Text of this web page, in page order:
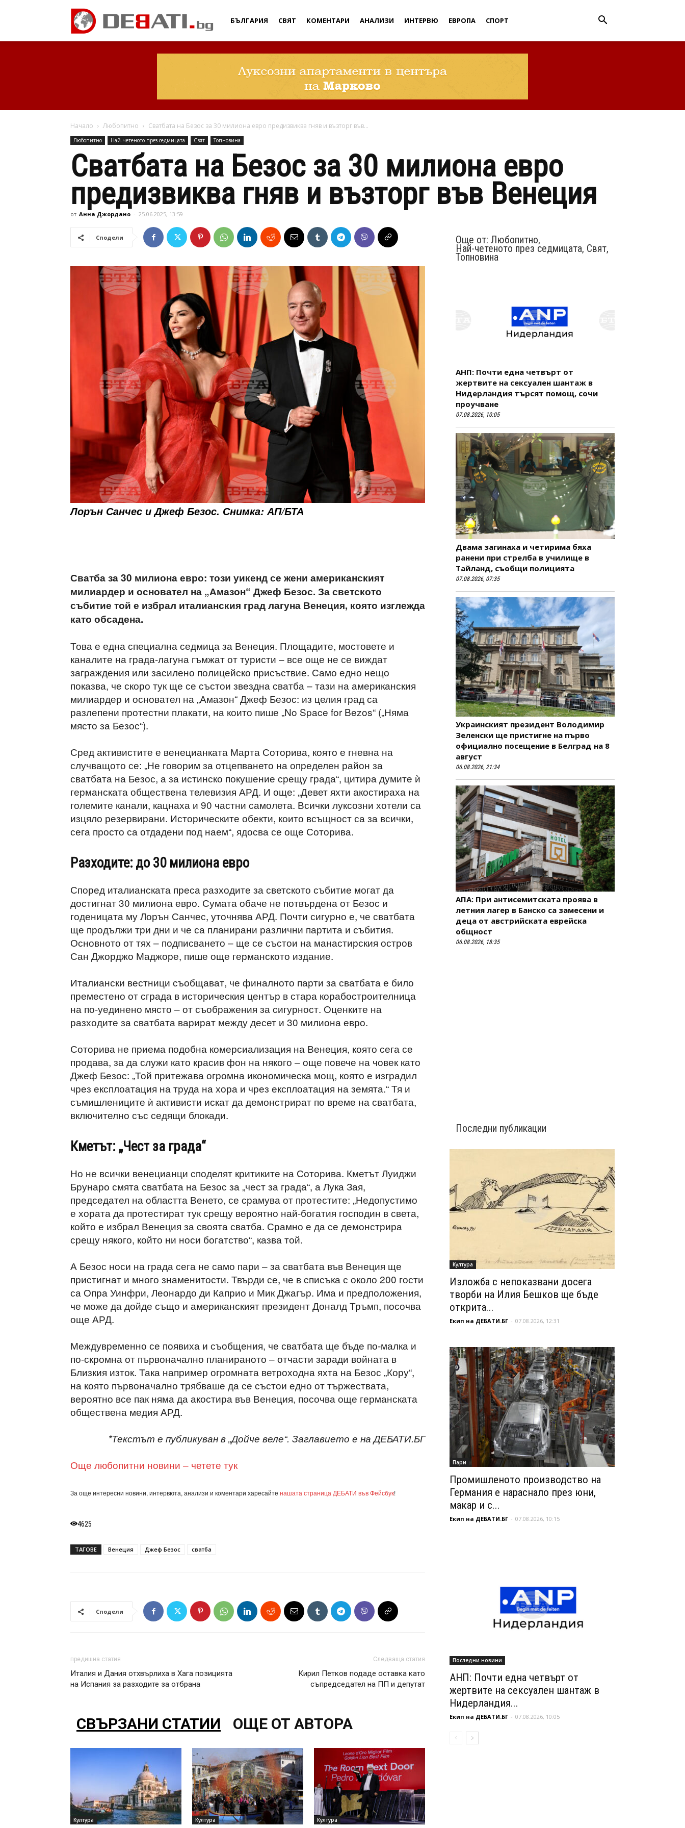
Дебати
БЪЛГАРИЯ СВЯТ КОМЕНТАРИ АНАЛИЗИ ИНТЕРВЮ ЕВРОПА СПОРТ
Начало Любопитно Сватбата на Безос за 30 милиона евро предизвиква гняв и възторг във...
Любопитно Най-четеното през седмицата Свят Топновина
Сватбата на Безос за 30 милиона евро
предизвиква гняв и възторг във Венеция
от Анна Джордано - 25.06.2025, 13:59
Сподели
Лорън Санчес и Джеф Безос. Снимка: АП/БТА
Сватба за 30 милиона евро: този уикенд се жени американският
милиардер и основател на „Амазон“ Джеф Безос. За светското
събитие той е избрал италианския град лагуна Венеция, която изглежда
като обсадена.
Това е една специална седмица за Венеция. Площадите, мостовете и
каналите на града-лагуна гъмжат от туристи – все още не се виждат
заграждения или засилено полицейско присъствие. Само едно нещо
показва, че скоро тук ще се състои звездна сватба – тази на американския
милиардер и основател на „Амазон“ Джеф Безос: из целия град са
разлепени протестни плакати, на които пише „No Space for Bezos“ („Няма
място за Безос“).
Сред активистите е венецианката Марта Соторива, която е гневна на
случващото се: „Не говорим за отцепването на определен район за
сватбата на Безос, а за истинско покушение срещу града“, цитира думите ѝ
германската обществена телевизия АРД. И още: „Девет яхти акостираха на
големите канали, кацнаха и 90 частни самолета. Всички луксозни хотели са
изцяло резервирани. Историческите обекти, които всъщност са за всички,
сега просто са отдадени под наем“, ядосва се още Соторива.
Разходите: до 30 милиона евро
Според италианската преса разходите за светското събитие могат да
достигнат 30 милиона евро. Сумата обаче не потвърдена от Безос и
годеницата му Лорън Санчес, уточнява АРД. Почти сигурно е, че сватбата
ще продължи три дни и че са планирани различни партита и събития.
Основното от тях – подписването – ще се състои на манастирския остров
Сан Джорджо Маджоре, пише още германското издание.
Италиански вестници съобщават, че финалното парти за сватбата е било
преместено от сграда в историческия център в стара корабостроителница
на по-уединено място – от съображения за сигурност. Оценките на
разходите за сватбата варират между десет и 30 милиона евро.
Соторива не приема подобна комерсиализация на Венеция, която сега се
продава, за да служи като красив фон на някого – още повече на човек като
Джеф Безос: „Той притежава огромна икономическа мощ, която е изградил
чрез експлоатация на труда на хора и чрез експлоатация на земята.“ Тя и
съмишлениците ѝ активисти искат да демонстрират по време на сватбата,
включително със седящи блокади.
Кметът: „Чест за града“
Но не всички венецианци споделят критиките на Соторива. Кметът Луиджи
Брунаро смята сватбата на Безос за „чест за града“, а Лука Зая,
председател на областта Венето, се срамува от протестите: „Недопустимо
е хората да протестират тук срещу вероятно най-богатия господин в света,
който е избрал Венеция за своята сватба. Срамно е да се демонстрира
срещу някого, който ни носи богатство“, казва той.
А Безос носи на града сега не само пари – за сватбата във Венеция ще
пристигнат и много знаменитости. Твърди се, че в списъка с около 200 гости
са Опра Уинфри, Леонардо ди Каприо и Мик Джагър. Има и предположения,
че може да дойде също и американският президент Доналд Тръмп, посочва
още АРД.
Междувременно се появиха и съобщения, че сватбата ще бъде по-малка и
по-скромна от първоначално планираното – отчасти заради войната в
Близкия изток. Така например огромната ветроходна яхта на Безос „Кору“,
на която първоначално трябваше да се състои едно от тържествата,
вероятно все пак няма да акостира във Венеция, посочва още германската
обществена медия АРД.
*Текстът е публикуван в „Дойче веле“. Заглавието е на ДЕБАТИ.БГ
Още любопитни новини – четете тук
За още интересни новини, интервюта, анализи и коментари харесайте нашата страница ДЕБАТИ във Фейсбук!
4625
ТАГОВЕ Венеция Джеф Безос сватба
Сподели
предишна статия
Италия и Дания отхвърлиха в Хага позицията
на Испания за разходите за отбрана
Следваща статия
Кирил Петков подаде оставка като
съпредседател на ПП и депутат
СВЪРЗАНИ СТАТИИ ОЩЕ ОТ АВТОРА
Култура Култура Култура
Още от: Любопитно,
Най-четеното през седмицата, Свят,
Топновина
АНП: Почти една четвърт от
жертвите на сексуален шантаж в
Нидерландия търсят помощ, сочи
проучване
07.08.2026, 10:05
Двама загинаха и четирима бяха
ранени при стрелба в училище в
Тайланд, съобщи полицията
07.08.2026, 07:35
Украинският президент Володимир
Зеленски ще пристигне на първо
официално посещение в Белград на 8
август
06.08.2026, 21:34
АПА: При антисемитската проява в
летния лагер в Банско са замесени и
деца от австрийската еврейска
общност
06.08.2026, 18:35
Последни публикации
Култура
Изложба с непоказвани досега
творби на Илия Бешков ще бъде
открита...
Екип на ДЕБАТИ.БГ - 07.08.2026, 12:31
Пари
Промишленото производство на
Германия е нараснало през юни,
макар и с...
Екип на ДЕБАТИ.БГ - 07.08.2026, 10:15
Последни новини
АНП: Почти една четвърт от
жертвите на сексуален шантаж в
Нидерландия...
Екип на ДЕБАТИ.БГ - 07.08.2026, 10:05